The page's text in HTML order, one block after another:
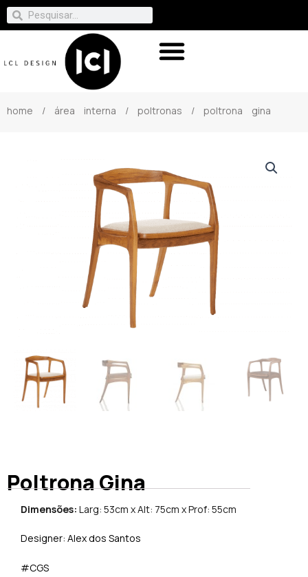
home / área interna / poltronas / poltrona gina
Poltrona Gina
Dimensões: Larg: 53cm x Alt: 75cm x Prof: 55cm
Designer: Alex dos Santos
#CGS